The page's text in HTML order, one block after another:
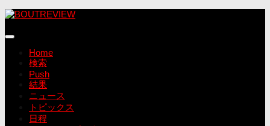
コ
テ
Home
検索
Push
結果
ニュース
トピックス
日程